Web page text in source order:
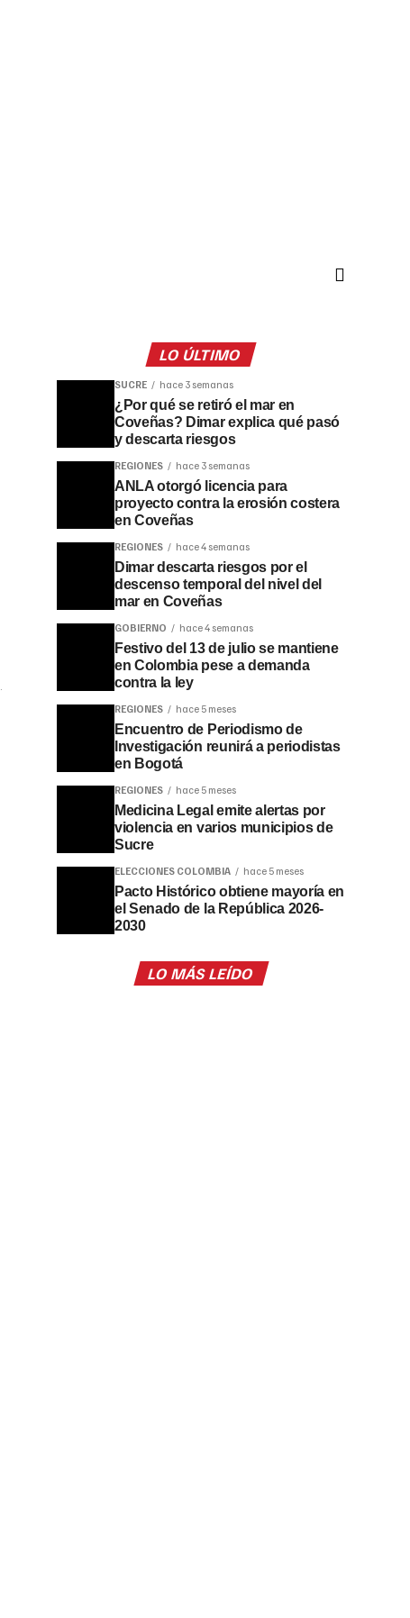
LO ÚLTIMO
SUCRE hace 3 semanas
¿Por qué se retiró el mar en
Coveñas? Dimar explica qué pasó
y descarta riesgos
REGIONES hace 3 semanas
ANLA otorgó licencia para
proyecto contra la erosión costera
en Coveñas
REGIONES hace 4 semanas
Dimar descarta riesgos por el
descenso temporal del nivel del
mar en Coveñas
GOBIERNO hace 4 semanas
Festivo del 13 de julio se mantiene
en Colombia pese a demanda
contra la ley
REGIONES hace 5 meses
Encuentro de Periodismo de
Investigación reunirá a periodistas
en Bogotá
REGIONES hace 5 meses
Medicina Legal emite alertas por
violencia en varios municipios de
Sucre
ELECCIONES COLOMBIA hace 5 meses
Pacto Histórico obtiene mayoría en
el Senado de la República 2026-
2030
LO MÁS LEÍDO